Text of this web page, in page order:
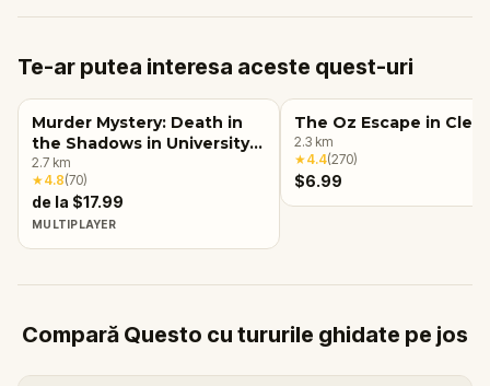
Te-ar putea interesa aceste quest-uri
Murder Mystery: Death in
the Shadows in University
Circle, Cleveland, OH
2.7 km
★4.8(70)
de la $17.99
MULTIPLAYER
The Oz Escape in
2.3 km
★4.4(270)
$6.99
Compară Questo cu tururile ghidate pe jos